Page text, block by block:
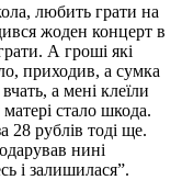
любить грати на
жоден концерт в
А гроші які
приходив, а сумка
а мені клеїли
стало шкода.
28 рублів тоді ще.
нині
і залишилася”.